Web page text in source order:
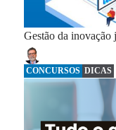
Gestão da inovação
CONCURSOS DICAS